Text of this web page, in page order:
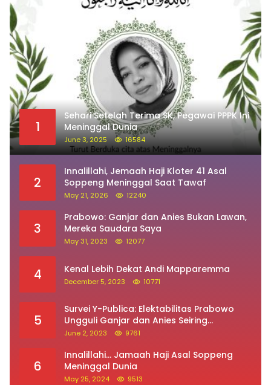
1
Sehari Setelah Terima SK, Pegawai PPPK Ini
Meninggal Dunia
June 3, 2025 16584
2
Innalillahi, Jemaah Haji Kloter 41 Asal
Soppeng Meninggal Saat Tawaf
May 21, 2026 12240
3
Prabowo: Ganjar dan Anies Bukan Lawan,
Mereka Saudara Saya
May 31, 2023 12077
4 Kenal Lebih Dekat Andi Mapparemma
December 5, 2023 10771
5
Survei Y-Publica: Elektabilitas Prabowo
Ungguli Ganjar dan Anies Seiring
Kepuasan Terhadap Jokowi Naik
June 2, 2023 9761
6
Innalillahi… Jamaah Haji Asal Soppeng
Meninggal Dunia
May 25, 2024 9513